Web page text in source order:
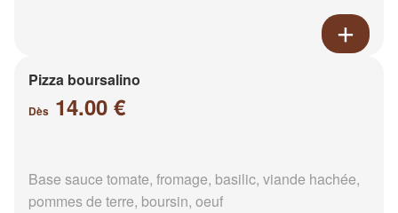
Pizza boursalino
Dès 14.00 €
Base sauce tomate, fromage, basilic, viande hachée,
pommes de terre, boursin, oeuf